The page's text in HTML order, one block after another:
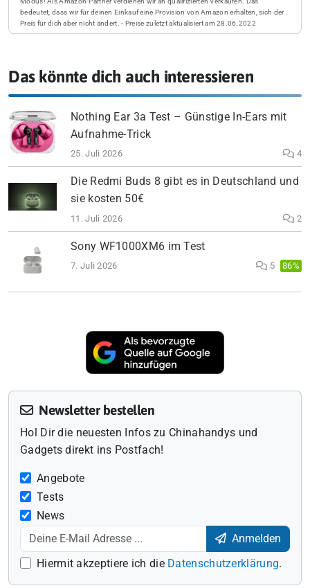
bedeutet, dass wir für deinen Einkauf eine Provision von Amazon erhalten, sich der
Preis für dich aber nicht ändert. - Preise zuletzt aktualisiert am 28.06.2022
Das könnte dich auch interessieren
Nothing Ear 3a Test – Günstige In-Ears mit
Aufnahme-Trick
25. Juli 2026 4
Die Redmi Buds 8 gibt es in Deutschland und
sie kosten 50€
11. Juli 2026 2
Sony WF1000XM6 im Test
7. Juli 2026 5 86%
Newsletter bestellen
Hol Dir die neuesten Infos zu Chinahandys und
Gadgets direkt ins Postfach!
Angebote
Tests
News
Anmelden
Hiermit akzeptiere ich die Datenschutzerklärung.